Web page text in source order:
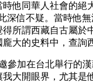
他同華人社會的絕
深信不疑。當時他
所謂西藏自古屬於
大的史料中，查詢
參加在台北舉行的
大開眼界，尤其